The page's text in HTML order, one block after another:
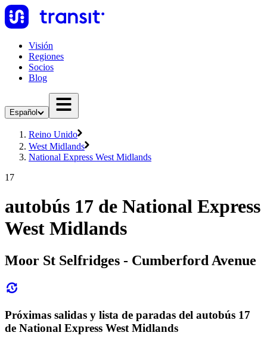
Visión
Regiones
Socios
Blog
Español
Reino Unido
West Midlands
National Express West Midlands
17
autobús 17 de National Express
West Midlands
Moor St Selfridges - Cumberford Avenue
Próximas salidas y lista de paradas del autobús 17
de National Express West Midlands